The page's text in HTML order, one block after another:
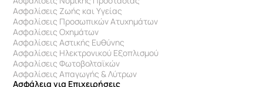
Ασφαλίσεις Ζωής και Υγείας
Ασφαλίσεις Προσωπικών Ατυχημάτων
Ασφαλίσεις Οχημάτων
Ασφαλίσεις Αστικής Ευθύνης
Ασφαλίσεις Ηλεκτρονικού Εξοπλισμού
Ασφαλίσεις Φωτοβολταϊκών
Ασφαλίσεις Απαγωγής & Λύτρων
Ασφάλεια για Επιχειρήσεις